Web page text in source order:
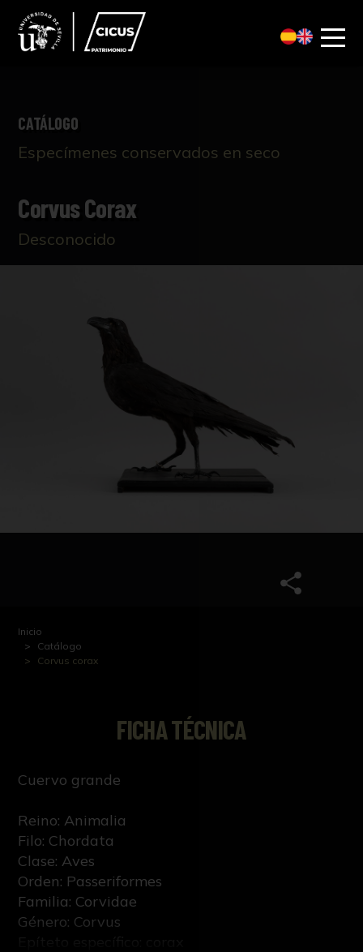
CATÁLOGO
Especímenes conservados en seco
Corvus Corax
Desconocido
Inicio
Catálogo
Corvus corax
FICHA TÉCNICA
Cuervo grande
Reino: Animalia
Filo: Chordata
Clase: Aves
Orden: Passeriformes
Familia: Corvidae
Género: Corvus